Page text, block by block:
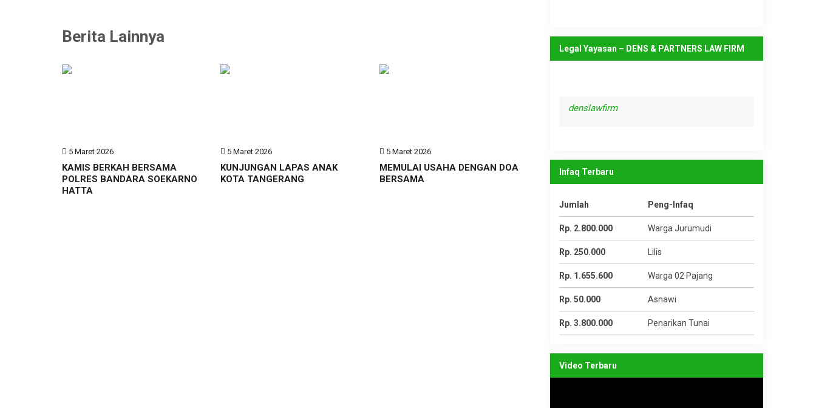
Berita Lainnya
5 Maret 2026
KAMIS BERKAH BERSAMA
POLRES BANDARA SOEKARNO
HATTA
5 Maret 2026
KUNJUNGAN LAPAS ANAK
KOTA TANGERANG
5 Maret 2026
MEMULAI USAHA DENGAN DOA
BERSAMA
Legal Yayasan – DENS & PARTNERS LAW FIRM
denslawfirm
Infaq Terbaru
Jumlah Peng-Infaq
Rp. 2.800.000 Warga Jurumudi
Rp. 250.000 Lilis
Rp. 1.655.600 Warga 02 Pajang
Rp. 50.000 Asnawi
Rp. 3.800.000 Penarikan Tunai
Video Terbaru